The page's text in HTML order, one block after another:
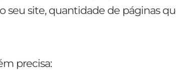
seu site, quantidade de páginas
precisa: